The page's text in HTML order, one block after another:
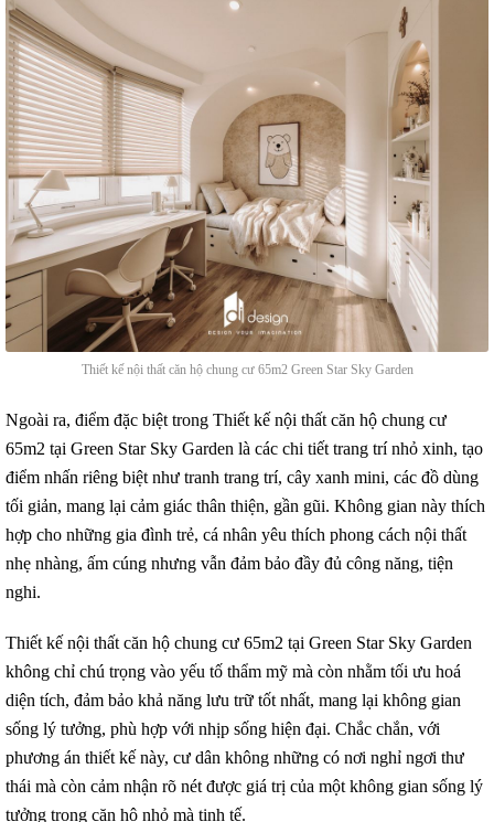
Thiết kế nội thất căn hộ chung cư 65m2 Green Star Sky Garden
Ngoài ra, điểm đặc biệt trong Thiết kế nội thất căn hộ chung cư
65m2 tại Green Star Sky Garden là các chi tiết trang trí nhỏ xinh, tạo
điểm nhấn riêng biệt như tranh trang trí, cây xanh mini, các đồ dùng
tối giản, mang lại cảm giác thân thiện, gần gũi. Không gian này thích
hợp cho những gia đình trẻ, cá nhân yêu thích phong cách nội thất
nhẹ nhàng, ấm cúng nhưng vẫn đảm bảo đầy đủ công năng, tiện
nghi.
Thiết kế nội thất căn hộ chung cư 65m2 tại Green Star Sky Garden
không chỉ chú trọng vào yếu tố thẩm mỹ mà còn nhằm tối ưu hoá
diện tích, đảm bảo khả năng lưu trữ tốt nhất, mang lại không gian
sống lý tưởng, phù hợp với nhịp sống hiện đại. Chắc chắn, với
phương án thiết kế này, cư dân không những có nơi nghỉ ngơi thư
thái mà còn cảm nhận rõ nét được giá trị của một không gian sống lý
tưởng trong căn hộ nhỏ mà tinh tế.